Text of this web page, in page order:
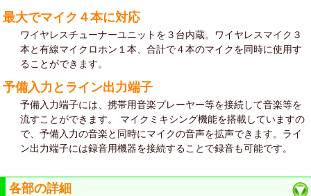
最大でマイク４本に対応
ワイヤレスチューナーユニットを３台内蔵。ワイヤレスマイク３
本と有線マイクロホン１本、合計で４本のマイクを同時に使用す
ることができます。
予備入力とライン出力端子
予備入力端子には、携帯用音楽プレーヤー等を接続して音楽等を
流すことができます。 マイクミキシング機能を搭載していますの
で、予備入力の音楽と同時にマイクの音声を拡声できます。ライ
ン出力端子には録音用機器を接続することで録音も可能です。
各部の詳細